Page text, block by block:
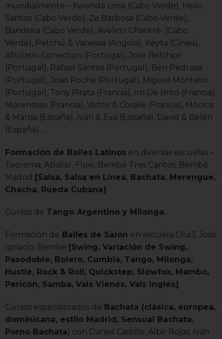
mundialmente – Kwenda Lima (Cabo Verde), Helio
Santos (Cabo Verde), Ze Barbosa (Cabo Verde),
Bandeira (Cabo Verde), Avelino Chantré (Cabo
Verde), Petchú & Vanessa (Angola), Keyta (Ginea),
Afrolatin Conection (Portugal), José Belchior
(Portugal), Rafael Santos (Portugal), Ben Pedrosa
(Portugal), Joao Rocha (Portugal), Miguel Monteiro
(Portugal), Tony Pirata (Francia), Iris De Brito (Francia),
Morenasso (Francia), Victor & Coralie (Francia), Mónica
& Marisa (España), Iván & Eva (España), David & Belén
(España) …
Formación de Bailes Latinos en diversas escuelas –
Teorema, ABailar, Flow, Bembé Tres Cantos, Bembé
Madrid [Salsa, Salsa en Línea, Bachata, Merengue,
Chacha, Rueda Cubana]
Cursos de Tango Argentino y Milonga.
Formación de Bailes de Salón en escuela Cha3, José
Ignacio, Bembé [Swing, Variación de Swing,
Pasodoble, Bolero, Cumbia, Tango, Milonga,
Hustle, Rock & Roll, Quickstep, Slowfox, Mambo,
Pericón, Samba, Vals Vienés, Vals Inglés]
Cursos especializados de Bachata (clásica, europea,
dominicana, estilo Madrid, Sensual Bachata,
Porno Bachata) con Daniel Castillo, Albir Rojas, Iván